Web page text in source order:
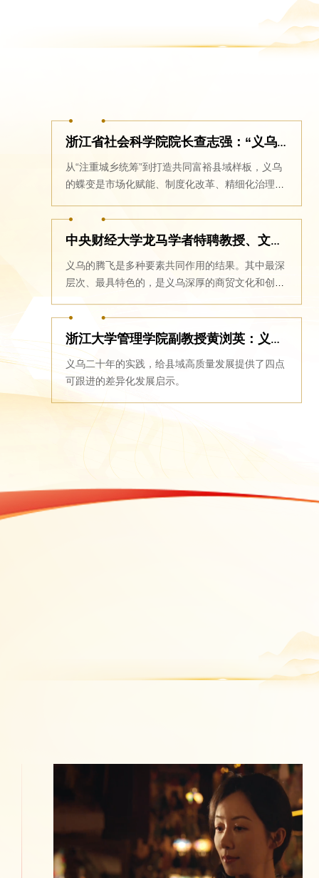
浙江省社会科学院院长查志强：“义乌发展经验”注重城乡统筹，打造共同富裕县域样板
从“注重城乡统筹”到打造共同富裕县域样板，义乌
的蝶变是市场化赋能、制度化改革、精细化治理、
中央财经大学龙马学者特聘教授、文化经济研究院院长魏鹏举：奥妙就在义乌丰厚的文化底蕴
义乌的腾飞是多种要素共同作用的结果。其中最深
层次、最具特色的，是义乌深厚的商贸文化和创新
浙江大学管理学院副教授黄浏英：义乌二十年的实践，给县域高质量发展提供了可跟进的差异化发展启示
义乌二十年的实践，给县域高质量发展提供了四点
可跟进的差异化发展启示。